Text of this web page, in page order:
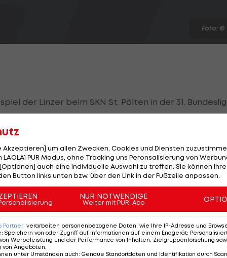
Foto: ©
der Linzer beim SKN St. Pölten in der 31.
Tormann
von derSV Riedzu den Athletikern im
für den LASK.
für die Innviertler, einer der größten Rivalen
von Protesten überschattet worden.
Routinier.
sichern!
Akzeptieren] um allen Zwecken, Cookies und Diensten
PUR Modus, ohne Tracking uns Peronsalisierung von
auch eine individuelle Auswahl zu treffen. Sie können
Button links unten bzw. über den Link in der Fußzeile anpassen.
NUR NOTWENDIGE
Weiter mit PUR-Abo
Partner verarbeiten personenbezogene Daten, wie Ihre IP-Adresse und
: Speichern von oder Zugriff auf Informationen auf einem Endgerät;
Werbeleistung und der Performance von Inhalten, Zielgruppenforschung
von Angeboten
unter Umständen auch: Genaue Standortdaten und Identifikation durch